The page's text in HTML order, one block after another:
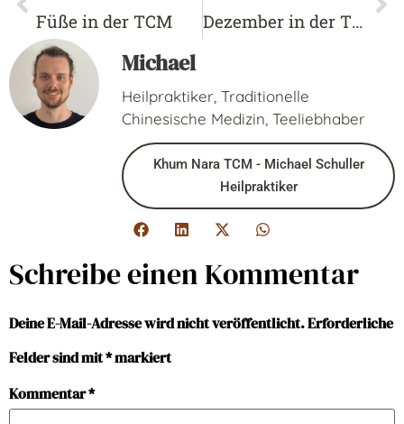
Füße in der TCM
Dezember in der TCM
Michael
Heilpraktiker, Traditionelle
Chinesische Medizin, Teeliebhaber
Khum Nara TCM - Michael Schuller
Heilpraktiker
Schreibe einen Kommentar
Deine E-Mail-Adresse wird nicht veröffentlicht.Erforderliche
Felder sind mit*markiert
Kommentar*